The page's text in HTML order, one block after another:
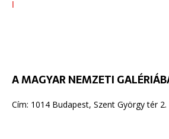
A MAGYAR NEMZETI
Cím: 1014 Budapest, Szent György tér 2.